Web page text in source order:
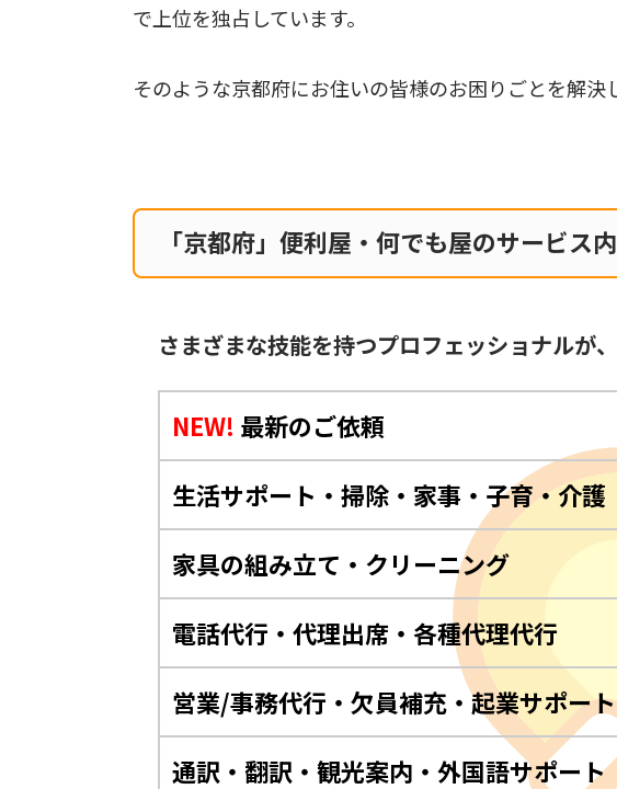
で上位を独占しています。
そのような京都府にお住いの皆様のお困りごとを解
「京都府」便利屋・何でも屋のサービス
さまざまな技能を持つプロフェッショナルが
NEW! 最新のご依頼
生活サポート・掃除・家事・子育・介護
家具の組み立て・クリーニング
電話代行・代理出席・各種代理代行
営業/事務代行・欠員補充・起業サポート
通訳・翻訳・観光案内・外国語サポート